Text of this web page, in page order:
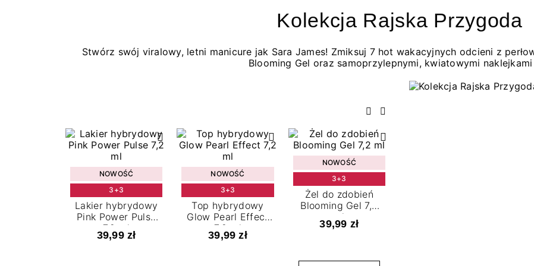
Kolekcja Rajska Przygoda
Stwórz swój viralowy, letni manicure jak Sara James! Zmiksuj 7 hot wakacyjnych odcieni z
Blooming Gel oraz samoprzylepnymi, kwiatowymi naklejkami
Poprzedni
Następny
NOWOŚĆ
3+3
Lakier hybrydowy
Pink Power Pulse
7,2 ml
39,99 zł
NOWOŚĆ
3+3
Top hybrydowy
Glow Pearl Effect
7,2 ml
39,99 zł
NOWOŚĆ
3+3
Żel do zdobień
Blooming Gel 7,2
ml
39,99 zł